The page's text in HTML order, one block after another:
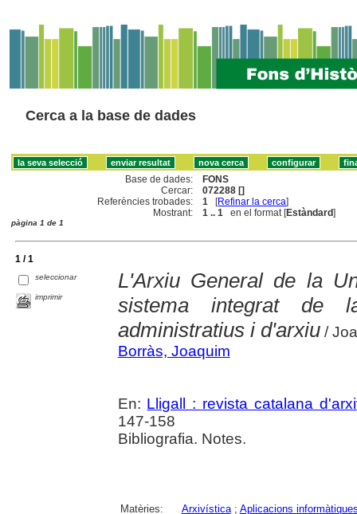
Cerca a la base de dades
Base de dades:
FONS
Cercar:
072288 []
Referències trobades:
1 [Refinar la cerca]
Mostrant:
1 .. 1 en el format [Estàndard]
pàgina 1 de 1
1 / 1
seleccionar
imprimir
L'Arxiu General de la
sistema integrat de
administratius i d'arxiu/
Borràs, Joaquim
En: Lligall : revista catalana
147-158
Bibliografia. Notes.
Matèries: Arxivística; Aplicacions